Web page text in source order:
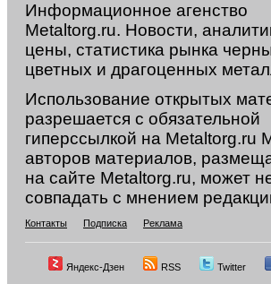
Информационное агенство
Metaltorg.ru. Новости,
цены, статистика рынка
цветных и драгоценных
Использование открытых
разрешается с обязательной
гиперссылкой на Metaltorg.ru
авторов материалов,
на сайте Metaltorg.ru, может
совпадать с мнением
Контакты Подписка Реклама
Яндекс-Дзен RSS Twitter